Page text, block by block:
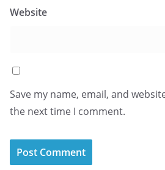
Website
Save my name, email, and
the next time I comment.